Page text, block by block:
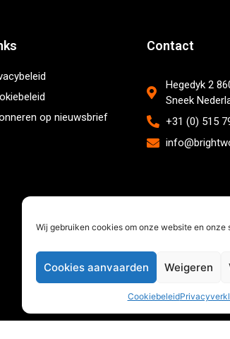
Wij gebruiken cookies om onze website en onze
Cookies aanvaarden Weigeren
Cookiebeleid
op nieuwsbrief
Contact
Hegedyk 2
Sneek
+31 (0) 515